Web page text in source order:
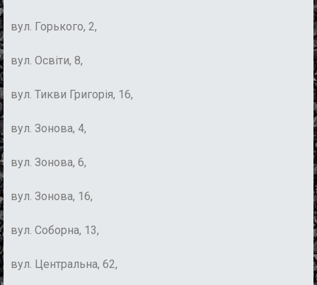
вул. Горького, 2,
вул. Освіти, 8,
вул. Тикви Григорія, 16,
вул. Зонова, 4,
вул. Зонова, 6,
вул. Зонова, 16,
вул. Соборна, 13,
вул. Центральна, 62,